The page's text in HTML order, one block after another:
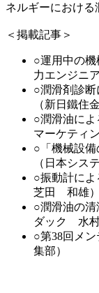
ネルギーにおける
＜掲載記事＞
○運用中の
力エンジニ
○潤滑剤診
（新日鐵
○潤滑油に
マーケティ
○「機械設
（日本シ
○振動計に
芝田 和雄）
○潤滑油の清
ダック 水
○第38回メ
集部）